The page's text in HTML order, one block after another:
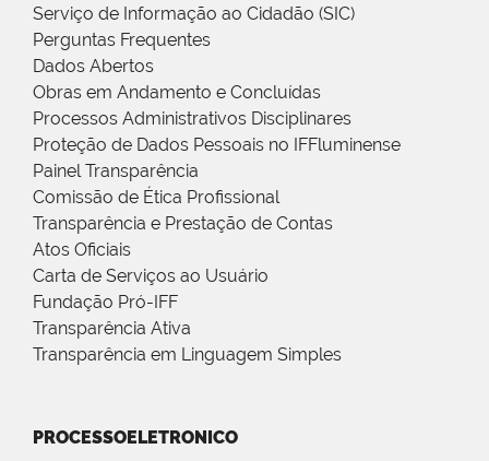
Serviço de Informação ao Cidadão (SIC)
Perguntas Frequentes
Dados Abertos
Obras em Andamento e Concluídas
Processos Administrativos Disciplinares
Proteção de Dados Pessoais no IFFluminense
Painel Transparência
Comissão de Ética Profissional
Transparência e Prestação de Contas
Atos Oficiais
Carta de Serviços ao Usuário
Fundação Pró-IFF
Transparência Ativa
Transparência em Linguagem Simples
PROCESSOELETRONICO